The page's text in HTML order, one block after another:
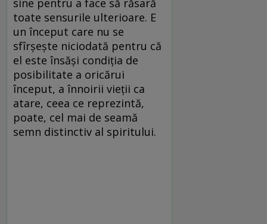
toate sensurile ulterioare. E
un început care nu se
sfîrșește niciodată pentru că
el este însăși condiția de
posibilitate a oricărui
început, a înnoirii vieții ca
atare, ceea ce reprezintă,
poate, cel mai de seamă
semn distinctiv al spiritului.